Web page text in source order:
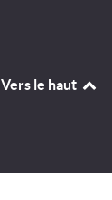
Vers le haut